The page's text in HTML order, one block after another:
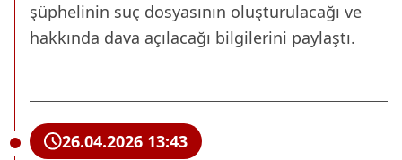
şüphelinin suç dosyasının oluşturulacağı ve
hakkında dava açılacağı bilgilerini paylaştı.
26.04.2026 13:43